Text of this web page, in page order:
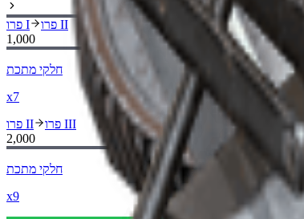
פרו I
פרו II
1,000
חלקי מתכת
x7
פרו II
פרו III
2,000
חלקי מתכת
x9